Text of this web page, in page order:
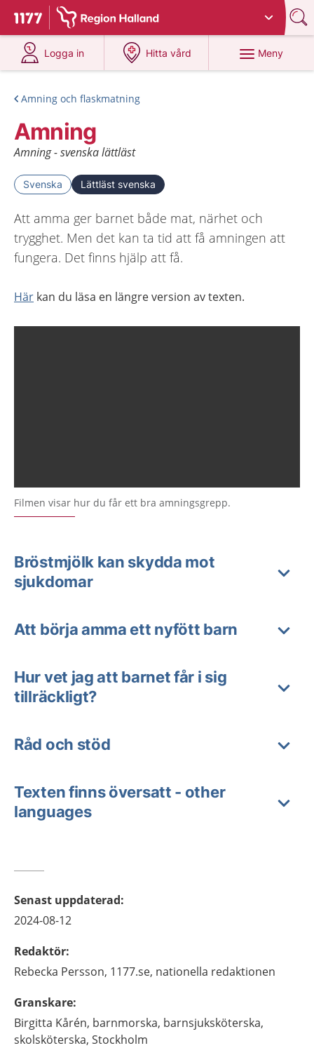
Till startsidan för 1177
Du har valt region Halland
Logga in
på 1177.se
Hitta vård
på 1177.se
Meny
Amning och flaskmatning
Amning
Amning - svenska lättläst
Svenska Lättläst svenska
Att amma ger barnet både mat, närhet och
trygghet. Men det kan ta tid att få amningen att
fungera. Det finns hjälp att få.
Här kan du läsa en längre version av texten.
Filmen visar hur du får ett bra amningsgrepp.
Bröstmjölk kan skydda mot
sjukdomar
Att börja amma ett nyfött barn
Hur vet jag att barnet får i sig
tillräckligt?
Råd och stöd
Texten finns översatt - other
languages
Senast uppdaterad:
2024-08-12
Redaktör:
Rebecka Persson, 1177.se, nationella redaktionen
Granskare:
Birgitta Kårén, barnmorska, barnsjuksköterska,
skolsköterska, Stockholm